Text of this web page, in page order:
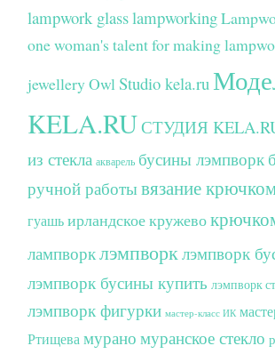
lampwork glasslampworking
one woman's talent for making
jewelleryOwlStudio kela.ru
KELA.RUСТУДИЯ
из стекла акварель бусины лэмпворк
ручной работывязание
гуашьирландское кружево
лампворклэмпворклэмпворк
лэмпворк бусины купить лэмпворк
лэмпворк фигурки мастер-класс ИК
Ртищевамурано муранское стекло